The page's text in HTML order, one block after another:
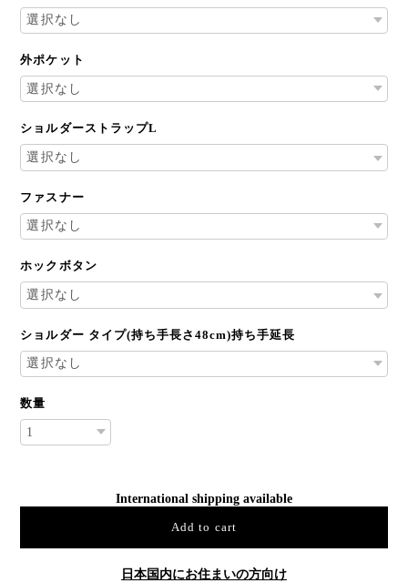
外ポケット
ショルダーストラップL
ファスナー
ホックボタン
ショルダー タイプ(持ち手長さ48cm)持ち手延長
数量
International shipping available
Add to cart
日本国内にお住まいの方向け